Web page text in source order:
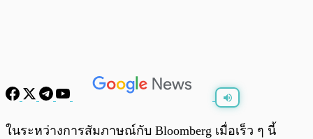
พร้อมเล่น 0:00 0:00
ในระหว่างการสัมภาษณ์กับ Bloomberg เมื่อเร็ว ๆ นี้